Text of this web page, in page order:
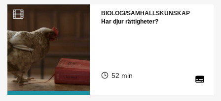
BIOLOGI/SAMHÄLLSKUNSKAP
Har djur rättigheter?
52 min